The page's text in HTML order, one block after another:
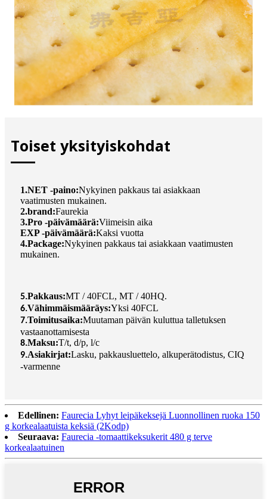
Toiset yksityiskohdat
1.NET -paino:Nykyinen pakkaus tai asiakkaan
vaatimusten mukainen.
2.brand:Faurekia
3.Pro -päivämäärä:Viimeisin aika
EXP -päivämäärä:Kaksi vuotta
4.Package:Nykyinen pakkaus tai asiakkaan vaatimusten
mukainen.
5.Pakkaus:MT / 40FCL, MT / 40HQ.
6.Vähimmäismääräys:Yksi 40FCL
7.Toimitusaika:Muutaman päivän kuluttua talletuksen
vastaanottamisesta
8.Maksu:T/t, d/p, l/c
9.Asiakirjat:Lasku, pakkausluettelo, alkuperätodistus, CIQ
-varmenne
Edellinen: Faurecia Lyhyt leipäkeksejä Luonnollinen ruoka 150
g korkealaatuista keksiä (2Kodp)
Seuraava: Faurecia -tomaattikeksukerit 480 g terve
korkealaatuinen